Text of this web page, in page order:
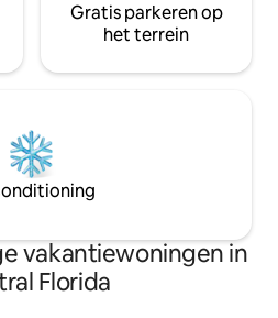
Gratis parkeren op
het terrein
vakantiewoningen in
Florida